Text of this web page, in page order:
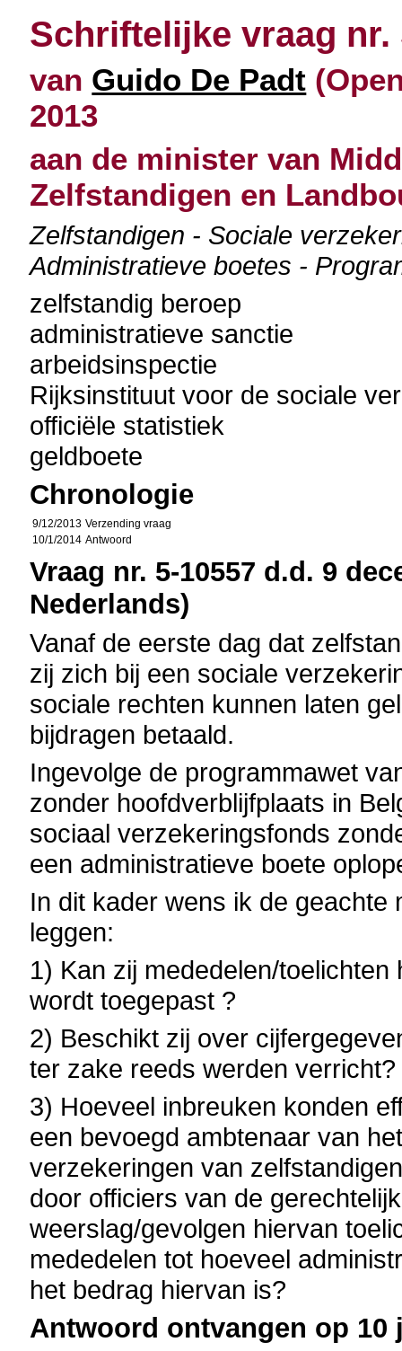
Schriftelijke vraag nr.
van Guido De Padt
2013
aan de minister van
Zelfstandigen en
Zelfstandigen - Sociale
Administratieve boetes -
zelfstandig beroep
administratieve sanctie
arbeidsinspectie
Rijksinstituut voor de sociale
officiële statistiek
geldboete
Chronologie
9/12/2013 Verzending vraag
10/1/2014 Antwoord
Vraag nr. 5-10557 d.d. 9
Nederlands)
Vanaf de eerste dag dat
zij zich bij een sociale
sociale rechten kunnen laten
bijdragen betaald.
Ingevolge de programmawet
zonder hoofdverblijfplaats in
sociaal verzekeringsfonds
een administratieve boete
In dit kader wens ik de
leggen:
1) Kan zij mededelen/
wordt toegepast ?
2) Beschikt zij over
ter zake reeds werden verricht?
3) Hoeveel inbreuken konden
een bevoegd ambtenaar van
verzekeringen van
door officiers van de
weerslag/gevolgen hiervan
mededelen tot hoeveel
het bedrag hiervan is?
Antwoord ontvangen op 10